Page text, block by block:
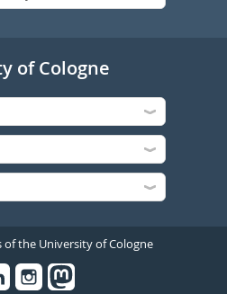
of Cologne
of the University of Cologne